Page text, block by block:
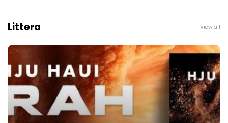
Littera View all